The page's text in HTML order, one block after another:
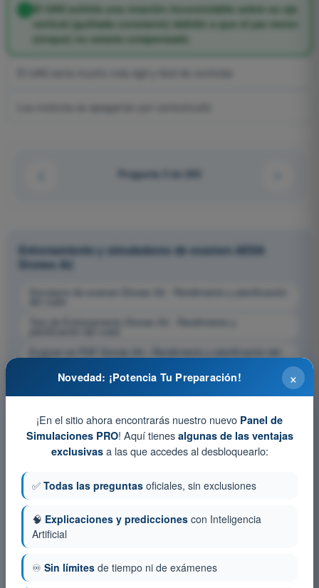
El UAS sufriría una rotación incontrolable sobre su eje
vertical (guiñada constante) debido a que el par motor
(torque) no estaría compensado
Pregunta 5 de 255
Entrenamiento y simuladores de examen AESA
Drones A2
Simulacro de examen Drones A2 - Rendimiento y planificación
Test de Entrenamiento Drones A2 - Rendimiento y
Examen en PDF Drones A2 - Rendimiento y planificación del
vuelo
×
Novedad: ¡Potencia Tu Preparación!
¡En el sitio ahora encontrarás nuestro nuevo Panel de
Simulaciones PRO! Aquí tienes algunas de las ventajas
exclusivasa las que accedes al desbloquearlo:
✅ Todas las preguntas oficiales, sin exclusiones
🧠 Explicaciones y predicciones con Inteligencia
Artificial
♾️ Sin límites de tiempo ni de exámenes